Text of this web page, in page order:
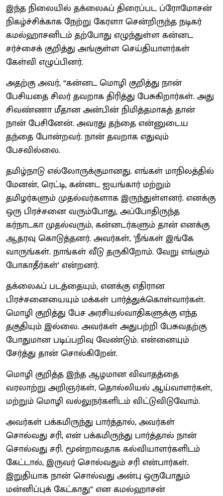
இந்த நிலையில் தக்லைஃப் திரைப்பட ப்ரோமோசன்
நிகழ்ச்சிக்காக நேற்று கேரளா சென்றிருந்த நடிகர்
கமல்ஹாசனிடம் தற்போது எழுந்துள்ள கன்னட
சர்ச்சைக் குறித்து அங்குள்ள செய்தியாளர்கள்
கேள்வி எழுப்பினர்.
அதற்கு அவர், “கன்னட மொழி குறித்து நான்
பேசியதை சிலர் தவறாக திரித்து பேசுகிறார்கள். அது
சிவண்ணா மீதான அன்பின் நிமித்தமாகத் தான்
நான் பேசினேன். அவரது தந்தை என்னுடைய
தந்தை போன்றவர். நான் தவறாக எதுவும்
பேசவில்லை.
தமிழ்நாடு எல்லோருக்குமானது. எங்கள் மாநிலத்தில்
மேனன், ரெட்டி, கன்னட ஐயங்கார் மற்றும்
தமிழர்களும் முதல்வர்களாக இருந்துள்ளனர். எனக்கு
ஒரு பிரச்சனை வரும்போது, அப்போதிருந்த
கர்நாடகா முதல்வரும், கன்னடர்களும் தான் எனக்கு
ஆதரவு கொடுத்தனர். அவர்கள், ’நீங்கள் இங்கே
வாருங்கள். நாங்கள் வீடு தருகிறோம். வேறு எங்கும்
போகாதீர்கள்’ என்றனர்.
தக்லைஃப் படத்தையும், எனக்கு எதிரான
பிரச்சனையையும் மக்கள் பார்த்துக்கொள்வார்கள்.
மொழி குறித்து பேச அரசியல்வாதிகளுக்கு எந்த
தகுதியும் இல்லை. அவர்கள் அதுபற்றி பேசுவதற்கு
போதுமான படிப்பறிவு வேண்டும். என்னையும்
சேர்த்து தான் சொல்கிறேன்.
மொழி குறித்த இந்த ஆழமான விவாதத்தை
வரலாற்று அறிஞர்கள், தொல்லியல் ஆய்வாளர்கள்,
மற்றும் மொழி வல்லுநர்களிடம் விட்டுவிடுவோம்.
அவர்கள் பக்கமிருந்து பார்த்தால், அவர்கள்
சொல்வது சரி, என் பக்கமிருந்து பார்த்தால் நான்
சொல்வது சரி. மூன்றாவதாக கல்வியாளர்களிடம்
கேட்டால், இருவர் சொல்வதும் சரி என்பார்கள்.
இறுதியாக நான் சொல்வது அன்பு ஒருபோதும்
மன்னிப்புக் கேட்காது” என கமல்ஹாசன்